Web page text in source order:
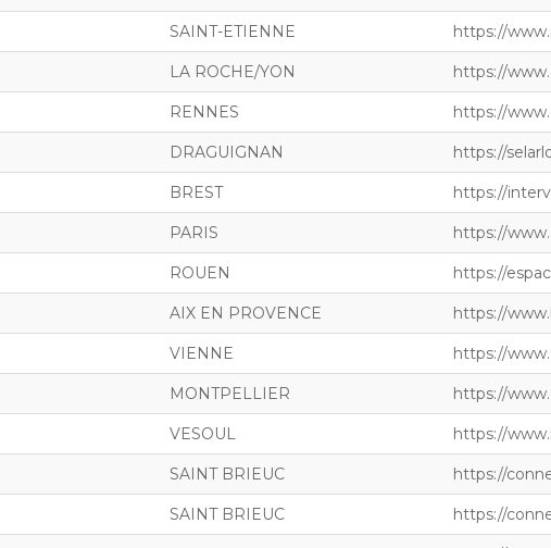
SAINT-ETIENNE https://
LA ROCHE/YON https://
RENNES https://
DRAGUIGNAN https://
BREST https://
PARIS https://
ROUEN https://
AIX EN PROVENCE https://
VIENNE https://
MONTPELLIER https://
VESOUL https://
SAINT BRIEUC https://
SAINT BRIEUC https://